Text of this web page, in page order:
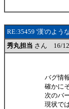
RE:35459 '漢'のよう
秀丸担当 さん 16/
バグ情
確かに
次のバ
現状で